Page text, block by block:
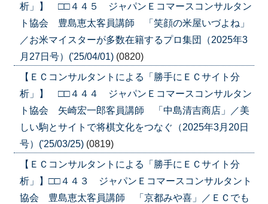
析」】 □□４４５ ジャパンＥコマースコンサルタン
ト協会 豊島恵太客員講師 「笑顔の米屋いづよね」
／お米マイスターが多数在籍するプロ集団（2025年3
月27日号）('25/04/01) (0820)
【ＥＣコンサルタントによる「勝手にＥＣサイト分
析」】 □□４４４ ジャパンＥコマースコンサルタン
ト協会 矢崎宏一郎客員講師 「中島清吉商店」／美
しい駒とサイトで将棋文化をつなぐ（2025年3月20日
号）('25/03/25) (0819)
【ＥＣコンサルタントによる「勝手にＥＣサイト分
析」】□□４４３ ジャパンＥコマースコンサルタント
協会 豊島恵太客員講師 「京都みや喜」／ＥＣでも